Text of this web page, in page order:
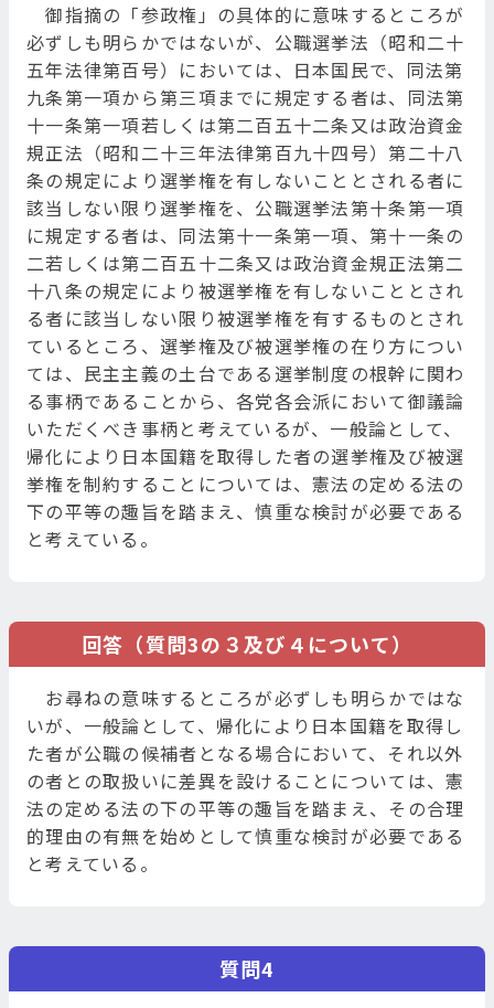
御指摘の「参政権」の具体的に意味するところが
必ずしも明らかではないが、公職選挙法（昭和二十
五年法律第百号）においては、日本国民で、同法第
九条第一項から第三項までに規定する者は、同法第
十一条第一項若しくは第二百五十二条又は政治資金
規正法（昭和二十三年法律第百九十四号）第二十八
条の規定により選挙権を有しないこととされる者に
該当しない限り選挙権を、公職選挙法第十条第一項
に規定する者は、同法第十一条第一項、第十一条の
二若しくは第二百五十二条又は政治資金規正法第二
十八条の規定により被選挙権を有しないこととされ
る者に該当しない限り被選挙権を有するものとされ
ているところ、選挙権及び被選挙権の在り方につい
ては、民主主義の土台である選挙制度の根幹に関わ
る事柄であることから、各党各会派において御議論
いただくべき事柄と考えているが、一般論として、
帰化により日本国籍を取得した者の選挙権及び被選
挙権を制約することについては、憲法の定める法の
下の平等の趣旨を踏まえ、慎重な検討が必要である
と考えている。
回答（質問3の３及び４について）
お尋ねの意味するところが必ずしも明らかではな
いが、一般論として、帰化により日本国籍を取得し
た者が公職の候補者となる場合において、それ以外
の者との取扱いに差異を設けることについては、憲
法の定める法の下の平等の趣旨を踏まえ、その合理
的理由の有無を始めとして慎重な検討が必要である
と考えている。
質問4